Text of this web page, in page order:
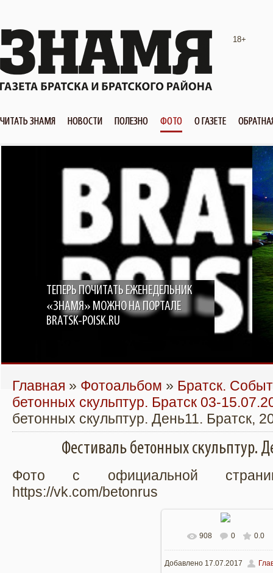
18+
ЧИТАТЬ ЗНАМЯ НОВОСТИ ПОЛЕЗНО ФОТО О ГАЗЕТЕ
ТЕПЕРЬ ПОЧИТАТЬ ЕЖЕНЕДЕЛЬНИК
«ЗНАМЯ» МОЖНО НА ПОРТАЛЕ
BRATSK-POISK.RU
Главная » Фотоальбом » Братск.
бетонных скульптур. Братск 03-
бетонных скульптур. День11. Братск,
Фестиваль бетонных скульптур.
Фото с официальной
https://vk.com/betonrus
В реальном размере
960x719 / 217.6Kb
908 0 0.0
Добавлено17.07.2017